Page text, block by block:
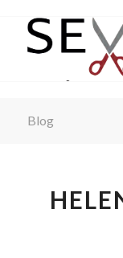
Blog